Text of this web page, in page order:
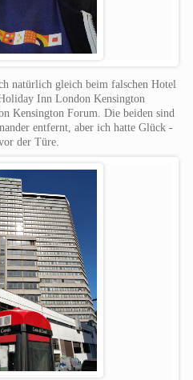
natürlich gleich beim falschen Hotel
Inn London Kensington
Kensington Forum. Die beiden sind
entfernt, aber ich hatte Glück -
der Türe.